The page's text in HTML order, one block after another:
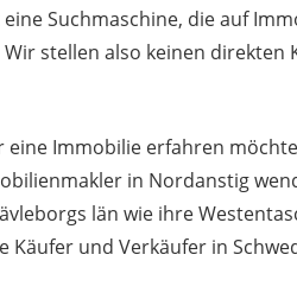
Suchmaschine, die auf
stellen also keinen direkten
eine Immobilie erfahren
in Nordanstig
län wie ihre
Käufer und Verkäufer in